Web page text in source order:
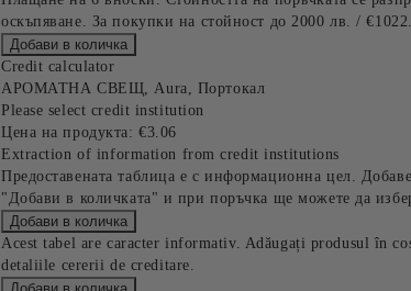
оскъпяване. За покупки на стойност до 2000 лв. /
Credit calculator
АРОМАТНА СВЕЩ, Aura, Портокал
Please select credit institution
Цена на продукта: €3.06
Extraction of information from credit institutions
Предоставената таблица е с информационна цел.
"Добави в количката" и при поръчка ще можете да
Acest tabel are caracter informativ. Adăugați produsul în
detaliile cererii de creditare.